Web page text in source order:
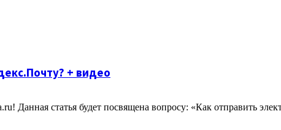
+ видео
Данная статья будет посвящена вопросу: «Как отправить